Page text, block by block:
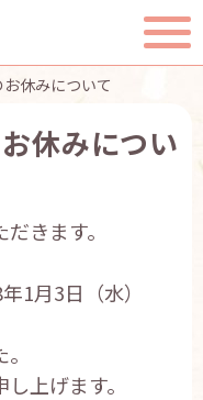
へ
休みについて
休みについ
きます。
1月3日（水）
上げます。